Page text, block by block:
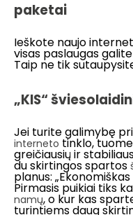
paketai
Ieškote naujo
visas paslaugas galite
Taip ne tik
„KIS“
Jei turite galimybę
interneto tinklo,
greičiausių ir
du skirtingos spartos
planus: „Ekonomiškas
Pirmasis puikiai tiks
namų, o kur kas
turintiems daug